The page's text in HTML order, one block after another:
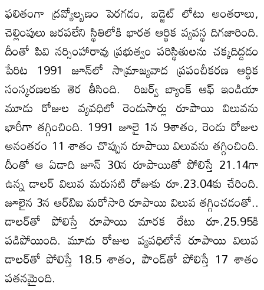
ఫలితంగా ద్రవ్యోల్బణం పెరగడం, బడ్జెట్‌ లోటు అంతరాలు,
చెల్లింపులు జరపలేని స్థితిలోకి భారత ఆర్థిక వ్యవస్థ దిగజారింది.
దీంతో పివి నర్సింహారావు ప్రభుత్వం పరిస్థితులను చక్కదిద్దడం
పేరిట 1991 జూన్‌లో సామ్రాజ్యవాద ప్రపంచీకరణ ఆర్థిక
సంస్కరణలకు తెర తీసింది. రిజర్వ్‌ బ్యాంక్‌ ఆఫ్‌ ఇండియా
మూడు రోజుల వ్యవధిలో రెండుసార్లు రూపాయి విలువను
భారీగా తగ్గించింది. 1991 జూలై 1న 9శాతం, రెండు రోజుల
అనంతరం 11 శాతం చొప్పున రూపాయి విలువను తగ్గించింది.
దీంతో ఆ ఏడాది జూన్‌ 30న రూపాయితో పోలిస్తే 21.14గా
ఉన్న డాలర్‌ విలువ మరుసటి రోజుకు రూ.23.04కు చేరింది.
జూలైన 3న ఆర్‌బిఐ మరోసారి రూపాయి విలువ తగ్గించడంతో..
డాలర్‌తో పోలిస్తే రూపాయి మారక రేటు రూ.25.95కి
పడిపోయింది. మూడు రోజుల వ్యవధిలోనే రూపాయి విలువ
డాలర్‌తో పోలిస్తే 18.5 శాతం, పౌండ్‌తో పోలిస్తే 17 శాతం
పతనమైంది.